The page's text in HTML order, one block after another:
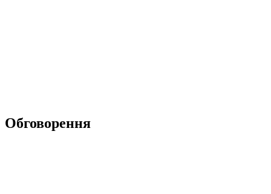
Обговорення